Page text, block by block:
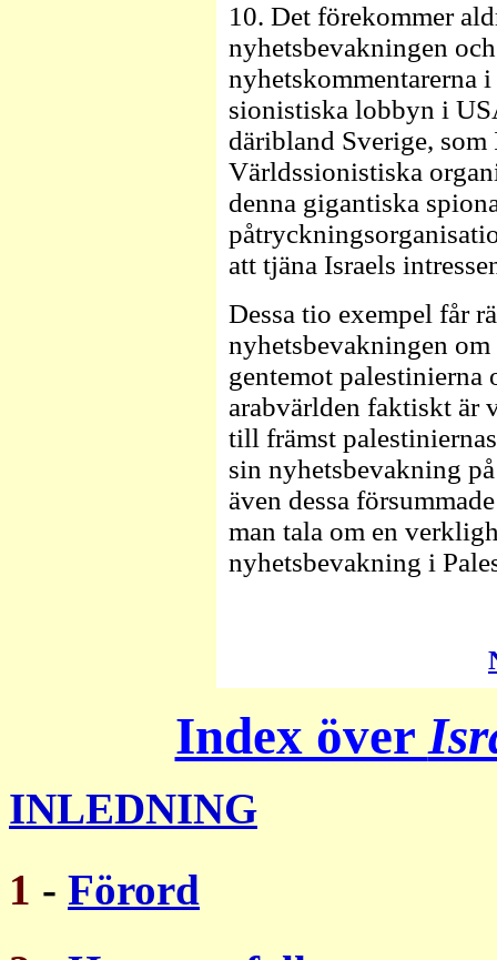
10. Det förekommer
nyhetsbevakningen
nyhetskommentarerna
sionistiska lobbyn i
däribland Sverige,
Världssionistiska
denna gigantiska
att tjäna Israels
Dessa tio exempel får
nyhetsbevakningen
gentemot palestinierna
arabvärlden faktiskt är
till främst
sin nyhetsbevakning
även dessa
man tala om en
nyhetsbevakning i
Index över
INLEDNING
1 - Förord